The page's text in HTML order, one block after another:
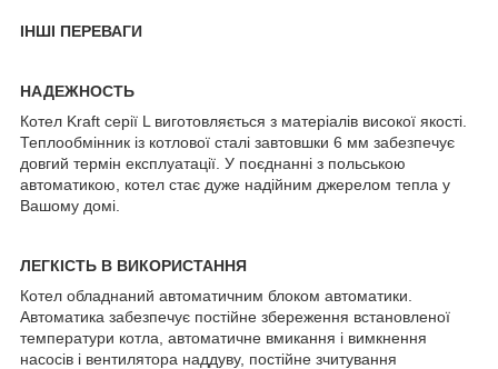
ІНШІ ПЕРЕВАГИ
НАДЕЖНОСТЬ
Котел Kraft серії L виготовляється з матеріалів високої якості.
Теплообмінник із котлової сталі завтовшки 6 мм забезпечує
довгий термін експлуатації. У поєднанні з польською
автоматикою, котел стає дуже надійним джерелом тепла у
Вашому домі.
ЛЕГКІСТЬ В ВИКОРИСТАННЯ
Котел обладнаний автоматичним блоком автоматики.
Автоматика забезпечує постійне збереження встановленої
температури котла, автоматичне вмикання і вимкнення
насосів і вентилятора наддуву, постійне зчитування